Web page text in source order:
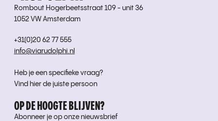
Rombout Hogerbeetsstraat 109 - unit 36
1052 VW Amsterdam
+31(0)20 62 77 555
info@viarudolphi.nl
Heb je een specifieke vraag?
Vind hier de juiste persoon
OP DE HOOGTE BLIJVEN?
Abonneer je op onze nieuwsbrief